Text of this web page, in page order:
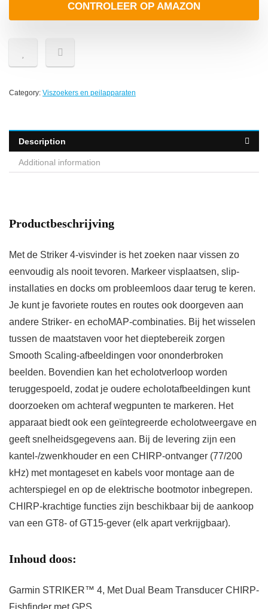
CONTROLEER OP AMAZON
Category: Viszoekers en peilapparaten
Description
Additional information
Productbeschrijving
Met de Striker 4-visvinder is het zoeken naar vissen zo
eenvoudig als nooit tevoren. Markeer visplaatsen, slip-
installaties en docks om probleemloos daar terug te keren.
Je kunt je favoriete routes en routes ook doorgeven aan
andere Striker- en echoMAP-combinaties. Bij het wisselen
tussen de maatstaven voor het dieptebereik zorgen
Smooth Scaling-afbeeldingen voor ononderbroken
beelden. Bovendien kan het echolotverloop worden
teruggespoeld, zodat je oudere echolotafbeeldingen kunt
doorzoeken om achteraf wegpunten te markeren. Het
apparaat biedt ook een geïntegreerde echolotweergave en
geeft snelheidsgegevens aan. Bij de levering zijn een
kantel-/zwenkhouder en een CHIRP-ontvanger (77/200
kHz) met montageset en kabels voor montage aan de
achterspiegel en op de elektrische bootmotor inbegrepen.
CHIRP-krachtige functies zijn beschikbaar bij de aankoop
van een GT8- of GT15-gever (elk apart verkrijgbaar).
Inhoud doos:
Garmin STRIKER™ 4, Met Dual Beam Transducer CHIRP-
Fishfinder met GPS